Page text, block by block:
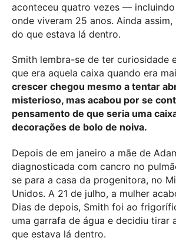
aconteceu quatro vezes — incluindo
onde viveram 25 anos. Ainda
do que estava lá dentro.
Smith lembra-se de ter curiosidade
que era aquela caixa quando era
crescer chegou mesmo a tentar
misterioso, mas acabou por se
pensamento de que seria uma
decorações de bolo de noiva.
Depois de em janeiro a mãe de
diagnosticada com cancro no
se para a casa da progenitora, no
Unidos. A 21 de julho, a mulher
Dias de depois, Smith foi ao
uma garrafa de água e decidiu tirar
que estava lá dentro.